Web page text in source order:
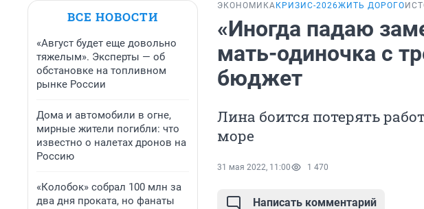
ВСЕ НОВОСТИ
«Август будет еще довольно
тяжелым». Эксперты — об
обстановке на топливном
рынке России
Дома и автомобили в огне,
мирные жители погибли: что
известно о налетах дронов на
Россию
«Колобок» собрал 100 млн за
два дня проката, но фанаты
ЭКОНОМИКА КРИЗИС-2026ЖИТЬ ДОРОГО
«Иногда падаю
мать-одиночка с
бюджет
Лина боится потерять
море
31 мая 2022, 11:00 1 470
Написать комментарий